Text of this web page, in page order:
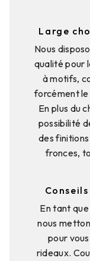
Large
Nous
qualité pour
à motifs,
forcément le
En plus du
possibilité
des
fronces,
En tant
nous
pour
rideaux.